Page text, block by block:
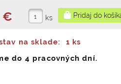
€ ks
na sklade:
1 ks
do 4 pracovných dní.